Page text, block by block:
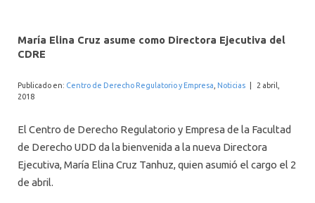
INTERNACIONAL
María Elina Cruz asume como Directora Ejecutiva del
CDRE
Publicado en: Centro de Derecho Regulatorio y Empresa Noticias
2 abril,
2018
El Centro de Derecho Regulatorio y Empresa de la Facultad
de Derecho UDD da la bienvenida a la nueva Directora
Ejecutiva, María Elina Cruz Tanhuz, quien asumió el cargo el 2
de abril.